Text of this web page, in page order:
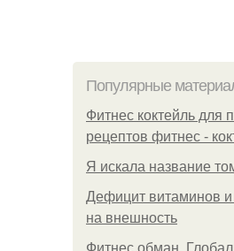
Популярные
Фитнес коктейль для
рецептов фитнес -
Я искала название
Дефицит витаминов и
на внешность
Фитнес обман.